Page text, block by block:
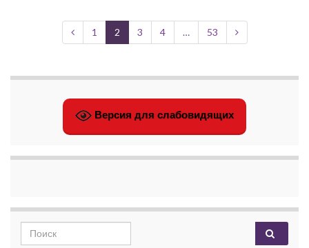
1 2 3 4 … 53
Версия для слабовидящих
Search for: